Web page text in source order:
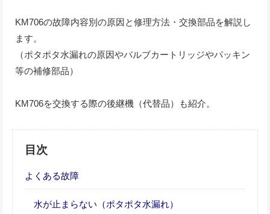
KM706の故障内容別の原因と修理方法・交換部品を解説し
ます。
（ポタポタ水漏れの原因やバルブカートリッジやパッキン
等の補修部品）
KM706を交換する際の後継機（代替品）も紹介。
目次
よくある故障
水が止まらない（ポタポタ水漏れ）